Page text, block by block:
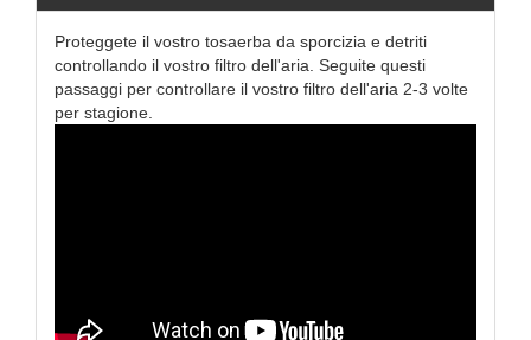
Proteggete il vostro tosaerba da sporcizia e detriti
controllando il vostro filtro dell'aria. Seguite questi
passaggi per controllare il vostro filtro dell'aria 2-3 volte
per stagione.